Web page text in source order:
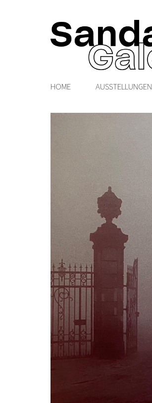
HOME AUSSTELLUNGEN